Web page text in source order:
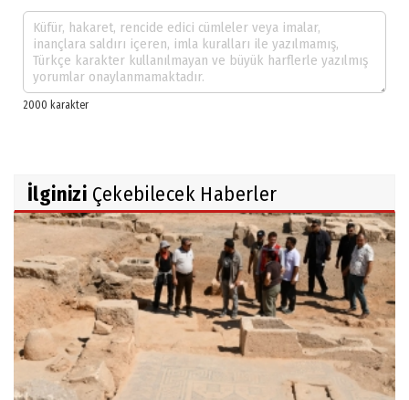
İlginizi Çekebilecek Haberler